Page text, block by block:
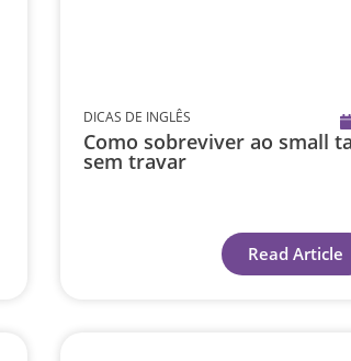
DICAS DE INGLÊS
Como sobreviver ao small
sem travar
Read Article